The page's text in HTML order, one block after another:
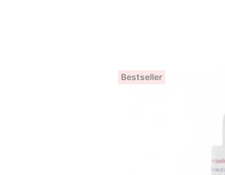
Bestseller